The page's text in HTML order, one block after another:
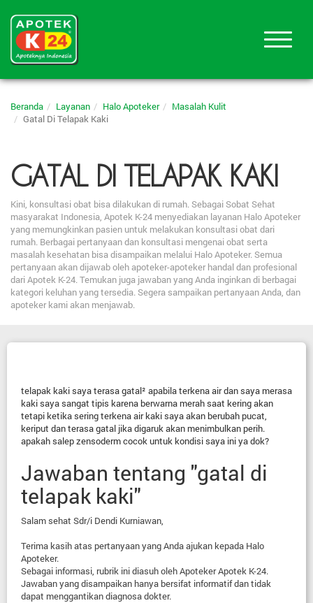
Beranda Layanan Halo Apoteker
Masalah Kulit
Gatal Di Telapak Kaki
GATAL DI TELAPAK KAKI
Kini, konsultasi obat bisa dilakukan di rumah. Sebagai Sobat Sehat
masyarakat Indonesia, Apotek K-24 menyediakan layanan Halo Apoteker
yang memungkinkan pasien untuk melakukan konsultasi obat dari
rumah. Berbagai pertanyaan dan konsultasi mengenai obat serta
masalah kesehatan bisa disampaikan melalui Halo Apoteker. Semua
pertanyaan akan dijawab oleh apoteker-apoteker handal dan profesional
dari Apotek K-24. Temukan juga jawaban yang Anda inginkan di berbagai
kategori keluhan yang tersedia. Segera sampaikan pertanyaan Anda, dan
apoteker kami akan menjawab.
telapak kaki saya terasa gatal² apabila terkena air dan saya merasa
kaki saya sangat tipis karena berwarna merah saat kering akan
tetapi ketika sering terkena air kaki saya akan berubah pucat,
keriput dan terasa gatal jika digaruk akan menimbulkan perih.
apakah salep zensoderm cocok untuk kondisi saya ini ya dok?
Jawaban tentang "gatal di
telapak kaki"
Salam sehat Sdr/i Dendi Kurniawan,
Terima kasih atas pertanyaan yang Anda ajukan kepada Halo
Apoteker.
Sebagai informasi, rubrik ini diasuh oleh Apoteker Apotek K-24.
Jawaban yang disampaikan hanya bersifat informatif dan tidak
dapat menggantikan diagnosa dokter.